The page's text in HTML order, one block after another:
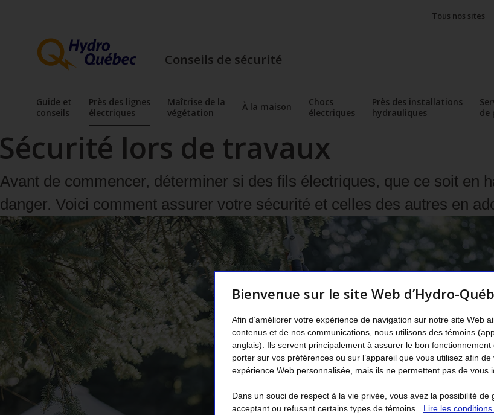
contenu
principal
menu
de
de
Tous nos sites
Conseils de sécurité
Guide et
conseils
Près des lignes
électriques
Afficher le sous-menu
Maîtrise de la
végétation
À la maison
Chocs
électriques
Près des installations
hydrauliques
de
lors de travaux
Avant de commencer, déterminer si des fils électriques, que ce soit en
danger. Voici comment assurer votre sécurité et celles des autres en
Bienvenue sur le site Web d’Hydro-
Afin d’améliorer votre expérience de navigation sur notre site Web
contenus et de nos communications, nous utilisons des témoins
anglais). Ils servent principalement à assurer le bon
porter sur vos préférences ou sur l’appareil que vous utilisez afin
expérience Web personnalisée, mais ils ne permettent pas de vous
Dans un souci de respect à la vie privée, vous avez la possibilité de
acceptant ou refusant certains types de témoins.
Lire les conditions